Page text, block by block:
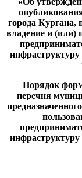
города Кургана,
владение и (или)
инфраструктуру
Порядок
перечня
инфраструктуру